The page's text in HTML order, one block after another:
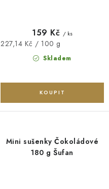
Skladem
159 Kč / ks
Měrná
227,14 Kč / 100 g
Mini sušenky Čokoládové
180 g Šufan